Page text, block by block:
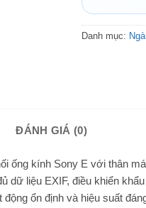
Danh mục:
ĐÁNH GIÁ (0)
ống kính Sony E với thân
dữ liệu EXIF, điều khiển
ổn định và hiệu suất